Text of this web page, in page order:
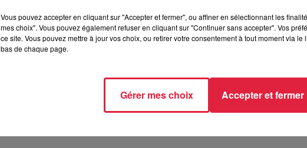
Vous pouvez accepter en cliquant sur "Accepter et fermer", ou affiner en sélectionnant les
mes choix". Vous pouvez également refuser en cliquant sur "Continuer sans accepter". Vos
ce site. Vous pouvez mettre à jour vos choix, ou retirer votre consentement à tout moment via le
bas de chaque page.
Gérer mes choix Accepter et fermer